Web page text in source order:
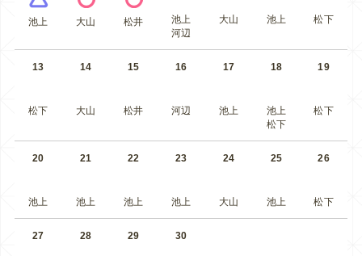
池上 大山 松井
池上
河辺
大山 池上 松下
13
松下
14
大山
15
松井
16
河辺
17
池上
18
池上
松下
19
松下
20
池上
21
池上
22
池上
23
池上
24
大山
25
池上
26
松下
27 28 29 30